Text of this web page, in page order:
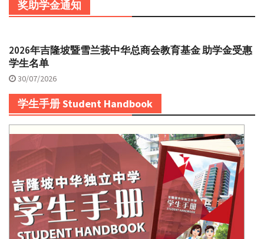
奖助学金通知
2026年吉隆坡暨雪兰莪中华总商会教育基金 助学金受惠
学生名单
30/07/2026
学生手册 Student Handbook